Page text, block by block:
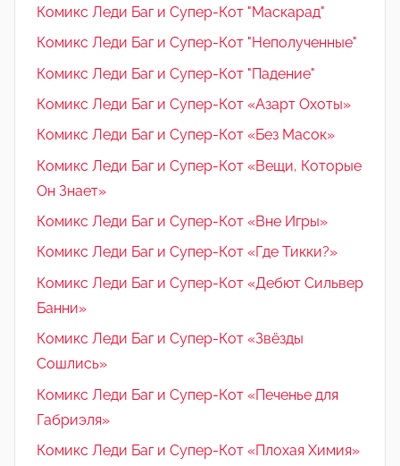
Комикс Леди Баг и Супер-Кот "Маскарад"
Комикс Леди Баг и Супер-Кот "Неполученные"
Комикс Леди Баг и Супер-Кот "Падение"
Комикс Леди Баг и Супер-Кот «Азарт Охоты»
Комикс Леди Баг и Супер-Кот «Без Масок»
Комикс Леди Баг и Супер-Кот «Вещи, Которые
Он Знает»
Комикс Леди Баг и Супер-Кот «Вне Игры»
Комикс Леди Баг и Супер-Кот «Где Тикки?»
Комикс Леди Баг и Супер-Кот «Дебют Сильвер
Банни»
Комикс Леди Баг и Супер-Кот «Звёзды
Сошлись»
Комикс Леди Баг и Супер-Кот «Печенье для
Габриэля»
Комикс Леди Баг и Супер-Кот «Плохая Химия»